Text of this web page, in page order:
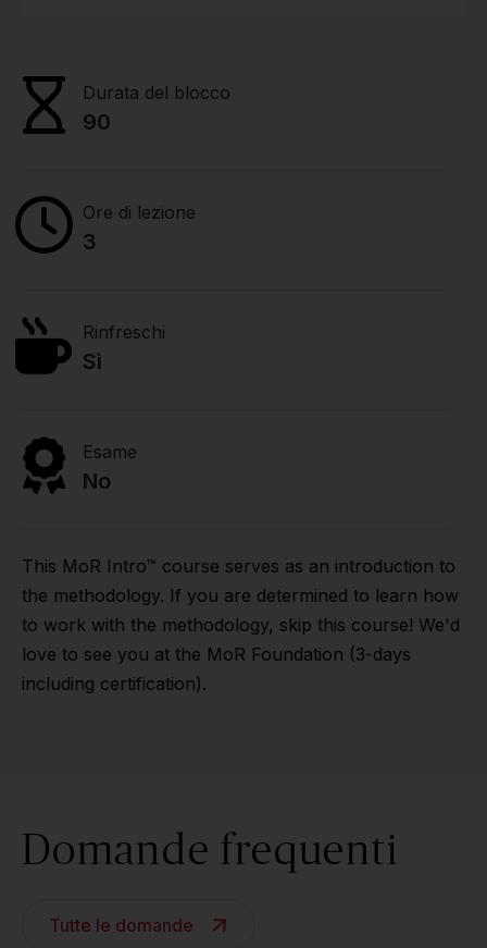
Durata del blocco
90
Ore di lezione
3
Rinfreschi
Sì
Esame
No
This MoR Intro™ course serves as an introduction to
the methodology. If you are determined to learn how
to work with the methodology, skip this course! We'd
love to see you at the MoR Foundation (3-days
including certification).
Domande frequenti
Tutte le domande